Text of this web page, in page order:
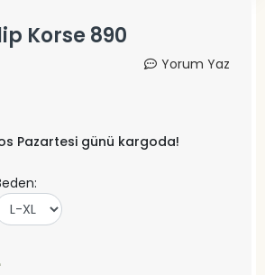
Korse 890
Yorum Yaz
Pazartesi günü kargoda!